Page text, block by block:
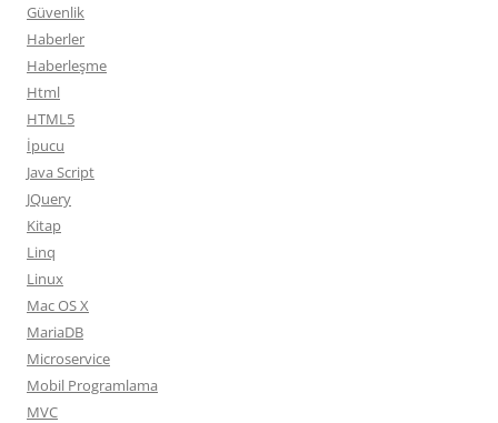
Güvenlik
Haberler
Haberleşme
Html
HTML5
İpucu
Java Script
JQuery
Kitap
Linq
Linux
Mac OS X
MariaDB
Microservice
Mobil Programlama
MVC